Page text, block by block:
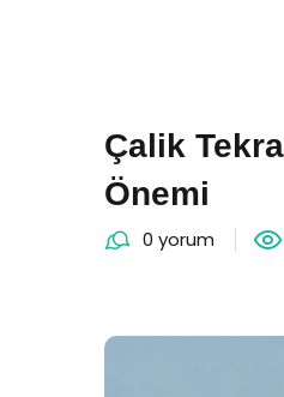
Çalik
Önemi
0 yorum